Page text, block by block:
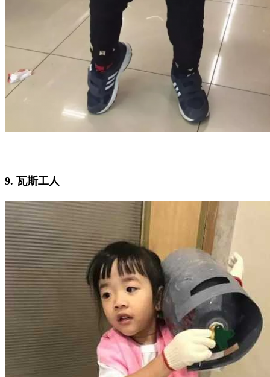
9. 瓦斯工人